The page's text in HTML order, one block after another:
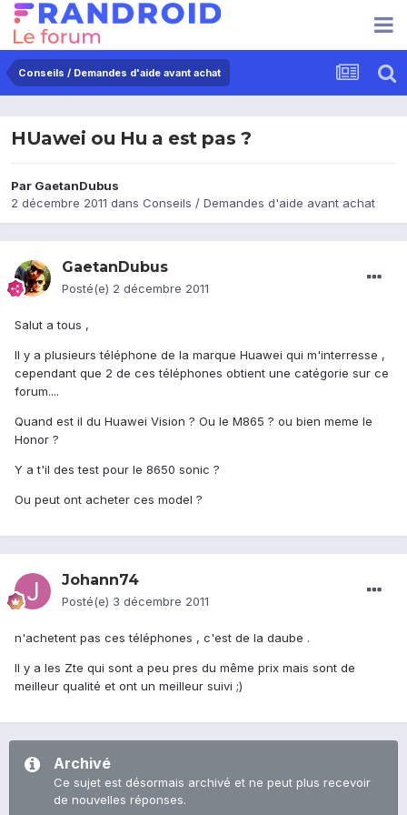
Conseils / Demandes d'aide avant achat
HUawei ou Hu a est pas ?
Par GaetanDubus
2 décembre 2011 dans Conseils / Demandes d'aide avant achat
GaetanDubus
Posté(e) 2 décembre 2011
Salut a tous ,
Il y a plusieurs téléphone de la marque Huawei qui m'interresse ,
cependant que 2 de ces téléphones obtient une catégorie sur ce
forum....
Quand est il du Huawei Vision ? Ou le M865 ? ou bien meme le
Honor ?
Y a t'il des test pour le 8650 sonic ?
Ou peut ont acheter ces model ?
Johann74
Posté(e) 3 décembre 2011
n'achetent pas ces téléphones , c'est de la daube .
Il y a les Zte qui sont a peu pres du même prix mais sont de
meilleur qualité et ont un meilleur suivi ;)
Archivé
Ce sujet est désormais archivé et ne peut plus recevoir
de nouvelles réponses.